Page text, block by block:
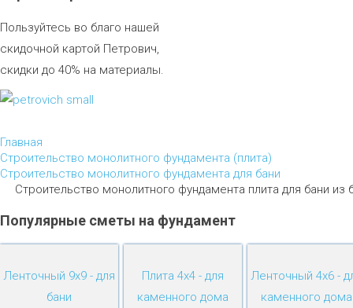
Пользуйтесь во благо нашей
скидочной картой Петрович,
скидки до 40% на материалы.
Главная
Строительство монолитного фундамента (плита)
Строительство монолитного фундамента для бани
Строительство монолитного фундамента плита для бани из
Популярные сметы на фундамент
Ленточный 9х9 - для
бани
Плита 4х4 - для
каменного дома
Ленточный 4х6 -
каменного дома